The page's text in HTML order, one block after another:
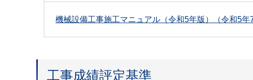
機械設備工事施工マニュアル（令和5年版）（令和5年7
工事成績評定基準